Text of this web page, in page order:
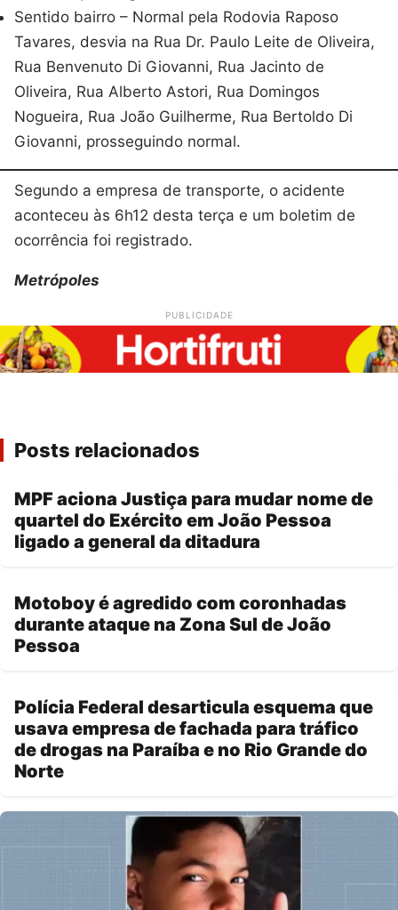
Sentido bairro – Normal pela Rodovia Raposo
Tavares, desvia na Rua Dr. Paulo Leite de Oliveira,
Rua Benvenuto Di Giovanni, Rua Jacinto de
Oliveira, Rua Alberto Astori, Rua Domingos
Nogueira, Rua João Guilherme, Rua Bertoldo Di
Giovanni, prosseguindo normal.
Segundo a empresa de transporte, o acidente
aconteceu às 6h12 desta terça e um boletim de
ocorrência foi registrado.
Metrópoles
PUBLICIDADE
Posts relacionados
MPF aciona Justiça para mudar nome de
quartel do Exército em João Pessoa
ligado a general da ditadura
Motoboy é agredido com coronhadas
durante ataque na Zona Sul de João
Pessoa
Polícia Federal desarticula esquema que
usava empresa de fachada para tráfico
de drogas na Paraíba e no Rio Grande do
Norte